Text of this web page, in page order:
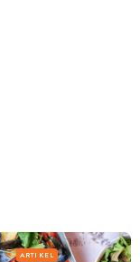
ARTIKEL